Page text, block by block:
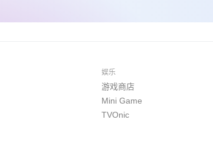
娱乐
游戏商店
Mini Game
TVOnic